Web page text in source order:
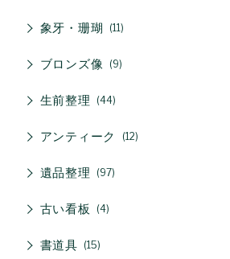
象牙・珊瑚 11
ブロンズ像 9
生前整理 44
アンティーク 12
遺品整理 97
古い看板 4
書道具 15